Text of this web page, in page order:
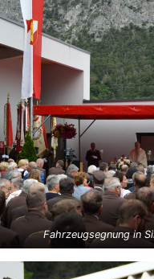
Fahrzeugsegnung in